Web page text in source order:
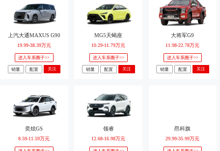
上汽大通MAXUS G90
19.99-38.39万元
进入车系圈子>>
销量 配置 关注
MG5天蝎座
10.29-11.79万元
进入车系圈子>>
销量 配置 关注
大将军G9
11.98-22.78万元
进入车系圈子>>
销量 配置 关注
奕炫GS
8.59-11.59万元
领睿
12.68-16.98万元
昂科旗
29.99-35.99万元